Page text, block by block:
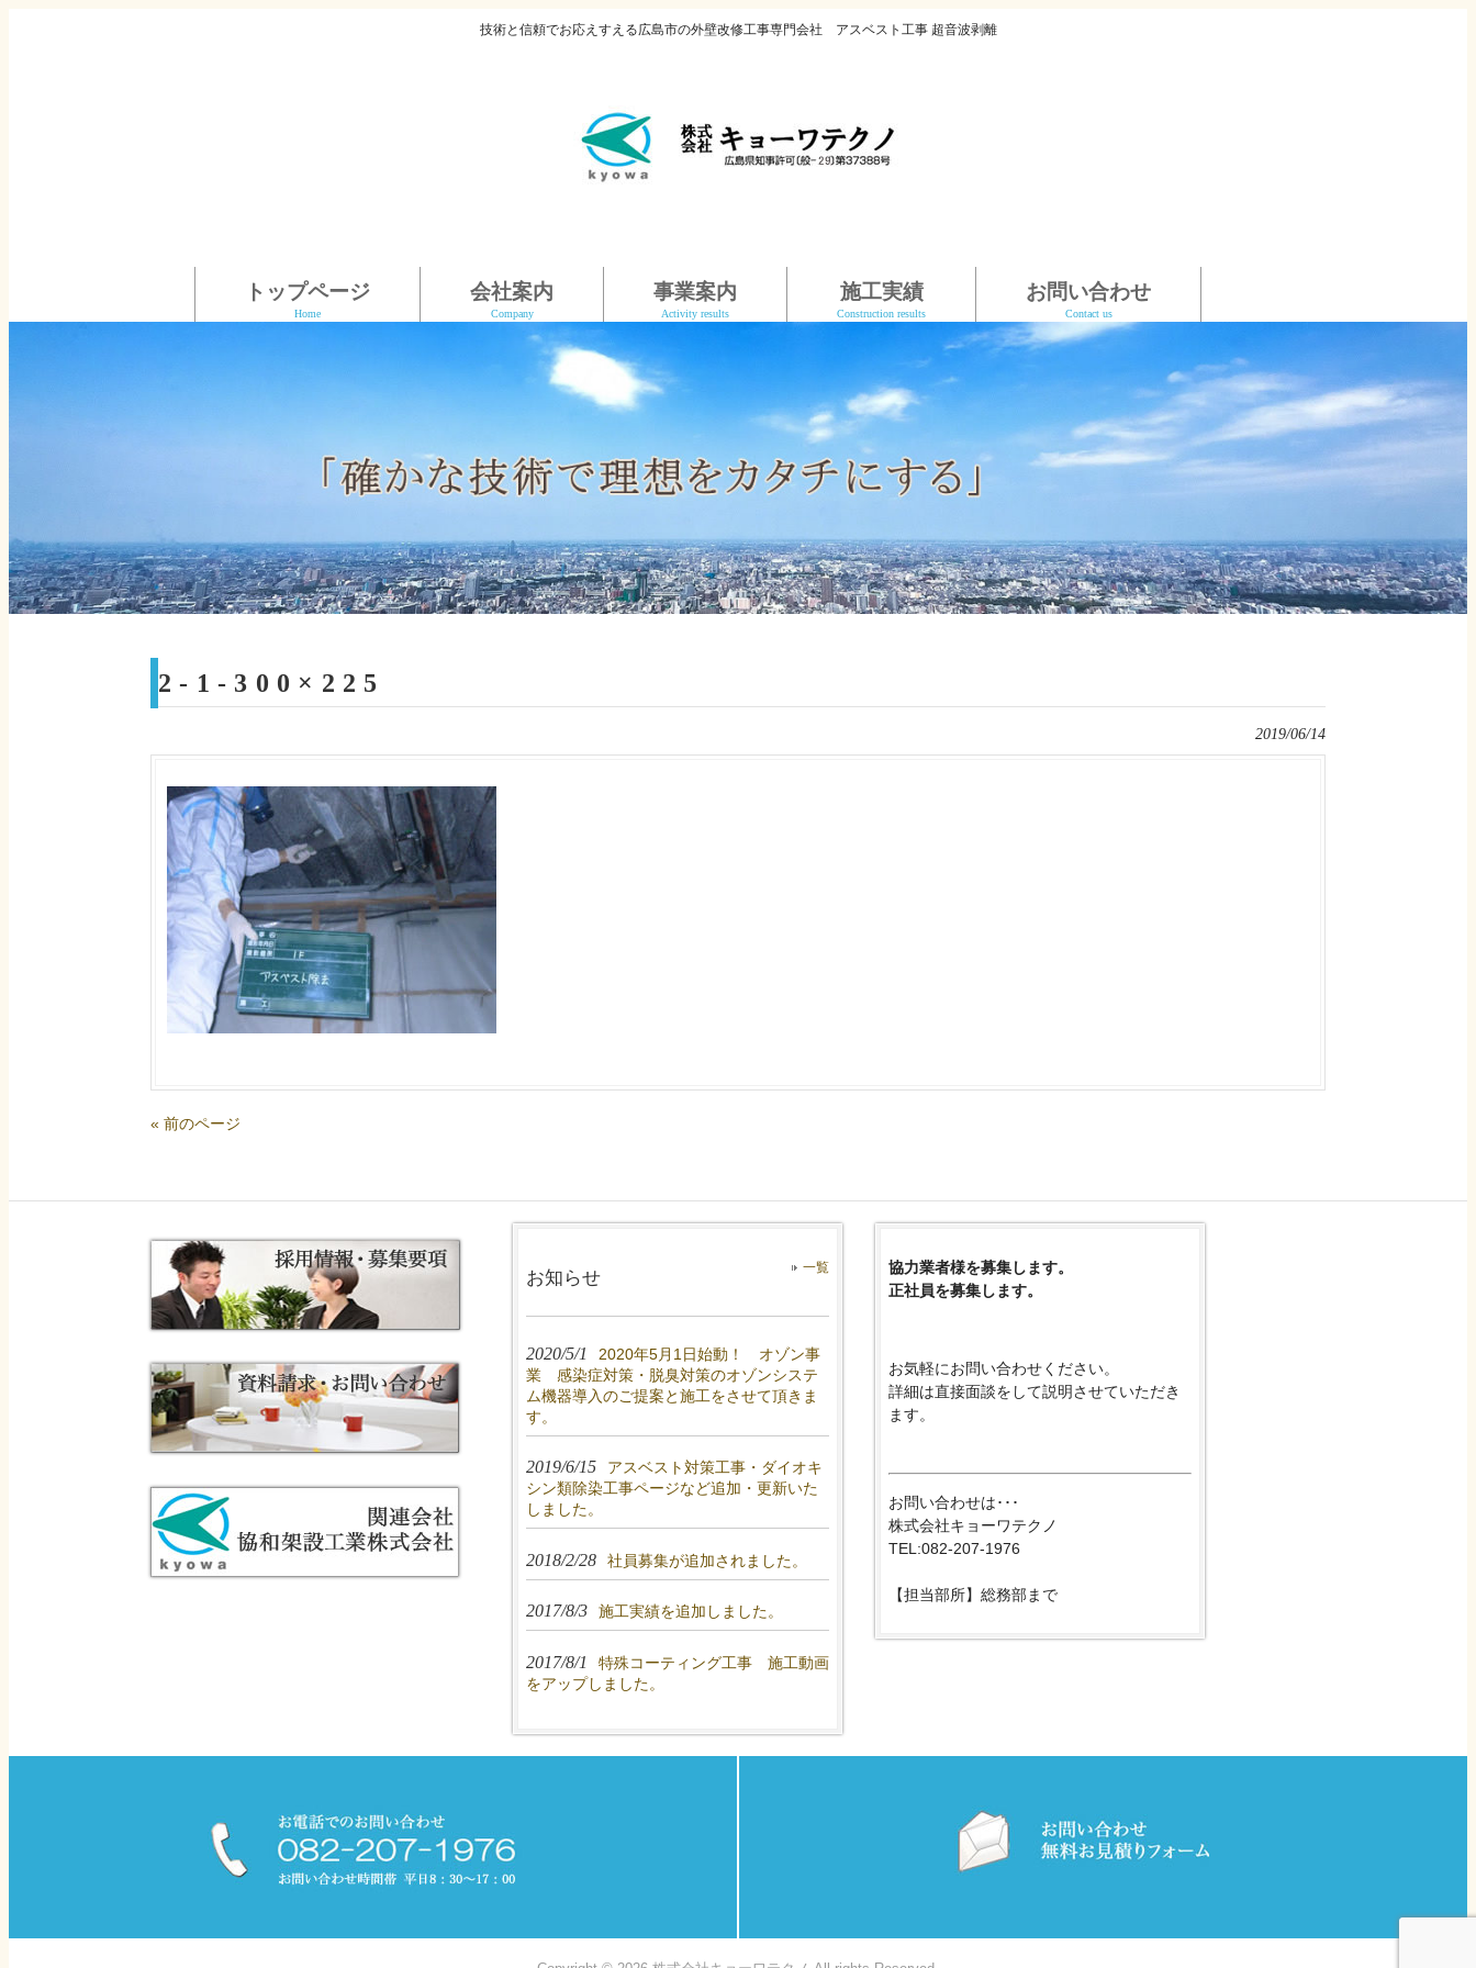
技術と信頼でお応えすえる広島市の外壁改修工事専門会社 アスベスト工事 超音波剥離
トップページ
Home
会社案内
Company
事業案内
Activity results
施工実績
Construction results
お問い合わせ
Contact us
2-1-300×225
2019/06/14
« 前のページ
お知らせ
一覧
2020/5/1
2020年5月1日始動！ オゾン事
業 感染症対策・脱臭対策のオゾンシステ
ム機器導入のご提案と施工をさせて頂きま
す。
2019/6/15
アスベスト対策工事・ダイオキ
シン類除染工事ページなど追加・更新いた
しました。
2018/2/28 社員募集が追加されました。
2017/8/3 施工実績を追加しました。
2017/8/1
特殊コーティング工事 施工動画
をアップしました。
協力業者様を募集します。
正社員を募集します。
お気軽にお問い合わせください。
詳細は直接面談をして説明させていただき
ます。
お問い合わせは･･･
株式会社キョーワテクノ
TEL:082-207-1976
【担当部所】総務部まで